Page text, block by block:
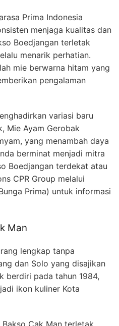
Prima Indonesia
menjaga kualitas dan
Boedjangan terletak
menarik perhatian.
mie berwarna hitam yang
pengalaman
variasi baru
Mie Ayam Gerobak
yang menambah daya
berminat menjadi mitra
Boedjangan terdekat atau
CPR Group melalui
Prima) untuk informasi
Man
lengkap tanpa
dan Solo yang disajikan
berdiri pada tahun 1984,
ikon kuliner Kota
Cak Man terletak